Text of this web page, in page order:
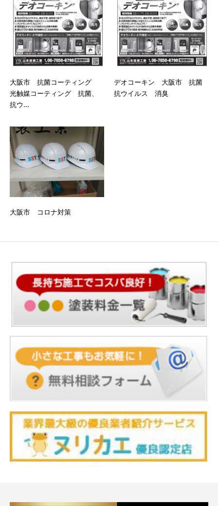
大阪市 抗菌コーティング
光触媒コーティング 抗菌、
抗ウ...
デオコーキン 大阪市 抗菌
抗ウイルス 消臭
大阪市 コロナ対策